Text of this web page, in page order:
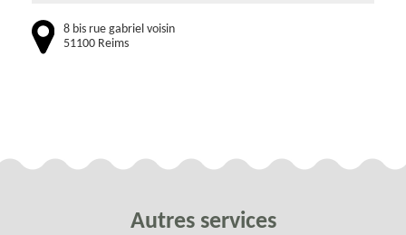
8 bis rue gabriel voisin
51100 Reims
Autres services